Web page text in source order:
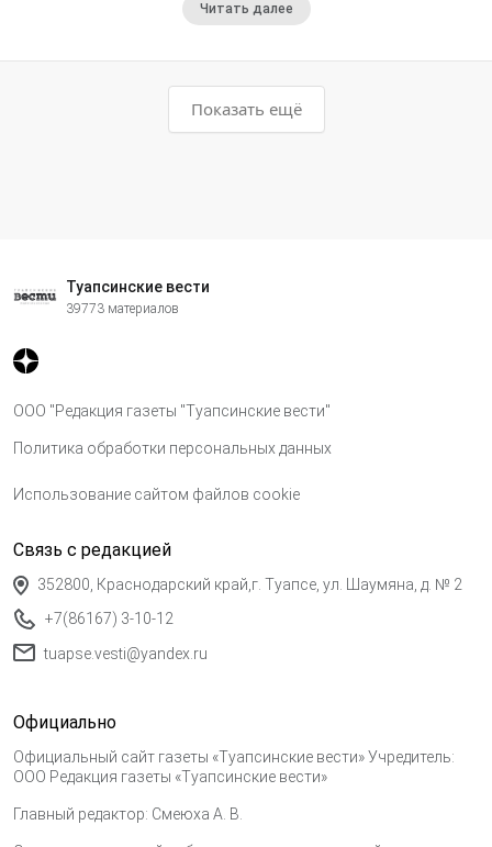
Читать далее
Показать ещё
Туапсинские вести
39773 материалов
ООО "Редакция газеты "Туапсинские вести"
Политика обработки персональных данных
Использование сайтом файлов cookie
Связь с редакцией
352800, Краснодарский край,г. Туапсе, ул. Шаумяна, д. № 2
+7(86167) 3-10-12
tuapse.vesti@yandex.ru
Официально
Официальный сайт газеты «Туапсинские вести» Учредитель:
ООО Редакция газеты «Туапсинские вести»
Главный редактор: Смеюха А. В.